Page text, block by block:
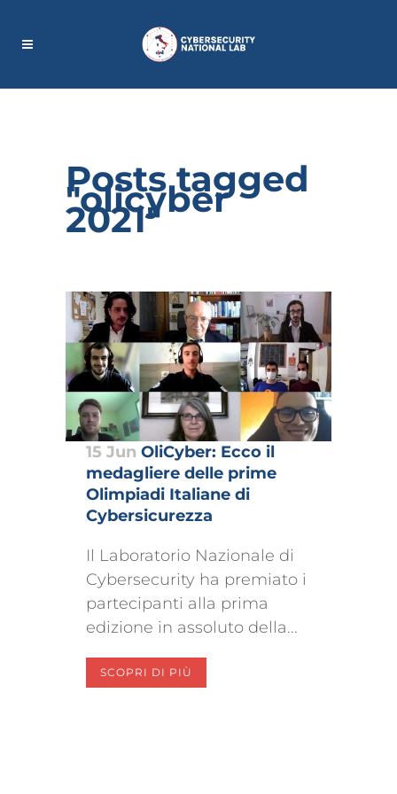
Posts tagged
"olicyber
2021"
15 Jun OliCyber: Ecco il
medagliere delle prime
Olimpiadi Italiane di
Cybersicurezza
Il Laboratorio Nazionale di
Cybersecurity ha premiato i
partecipanti alla prima
edizione in assoluto della...
SCOPRI DI PIÙ